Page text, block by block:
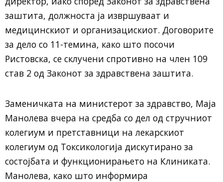
заштита, должноста ја извршуваат и
медицинскиот и организацискиот. Договорите
за дело со 11-темина, како што посочи
Ристовска, се склучени спротивно на член 109
став 2 од Законот за здравствена заштита.
Заменичката на министерот за здравство, Маја
Манолева вчера на средба со дел од стручниот
колегиум и претставници на лекарскиот
колегиум од Токсикологија дискутирано за
состојбата и функционирањето на Клиниката.
Манолева, како што информира